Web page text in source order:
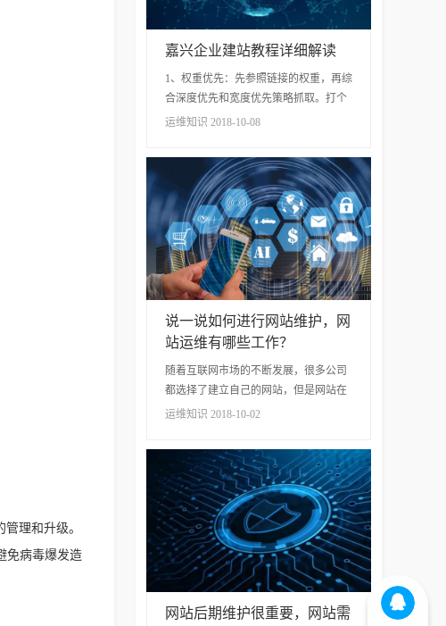
理和升级。
免病毒爆发造
嘉兴企业建站教程详细解读
1、权重优先：先参照链接的权重，再综
合深度优先和宽度优先策略抓取。打个
比方，如果这条链接的权重还不错，就
度优先。 2、重访抓取：这个就可以直
接字面上理...
运维知识 2018-10-08
说一说如何进行网站维护，网
站运维有哪些工作？
随着互联网市场的不断发展，很多公司
都选择了建立自己的网站，但是网站在
推广之前需要进行维护。怎样才能做好
题。 1. 提高网站质量。 要想让你的网站
运维知识 2018-10-02
网站后期维护很重要，网站需